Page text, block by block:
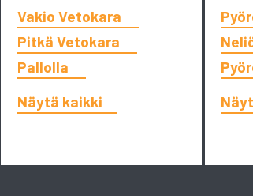
Vakio Vetokara
Pitkä Vetokara
Pallolla
Näytä kaikki